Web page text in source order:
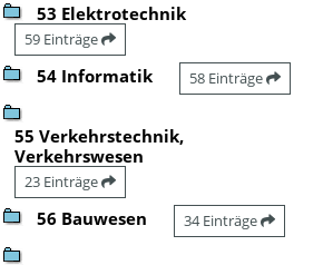
53 Elektrotechnik
59 Einträge
54 Informatik 58 Einträge
55 Verkehrstechnik,
Verkehrswesen
23 Einträge
56 Bauwesen 34 Einträge